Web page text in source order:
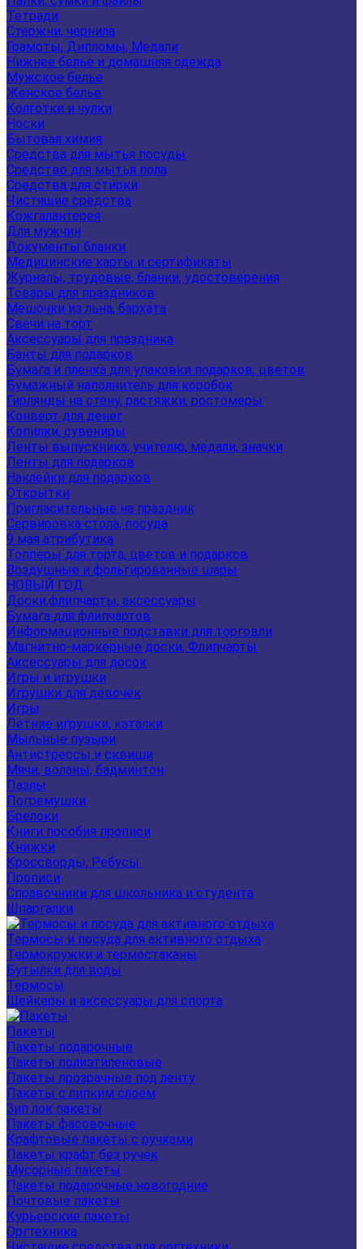
Тетради
Стержни, чернила
Грамоты, Дипломы, Медали
Нижнее белье и домашняя одежда
Мужское белье
Женское белье
Колготки и чулки
Носки
Бытовая химия
Средства для мытья посуды
Средство для мытья пола
Средства для стирки
Чистящие средства
Кожгалантерея
Для мужчин
Документы бланки
Медицинские карты и сертификаты
Журналы, трудовые, бланки, удостоверения
Товары для праздников
Мешочки из льна, бархата
Свечи на торт
Аксессуары для праздника
Банты для подарков
Бумага и пленка для упаковки подарков, цветов
Бумажный наполнитель для коробок
Гирлянды на стену, растяжки, ростомеры
Конверт для денег
Копилки, сувениры
Ленты выпускника, учителю, медали, значки
Ленты для подарков
Наклейки для подарков
Открытки
Пригласительные на праздник
Сервировка стола, посуда
9 мая атрибутика
Топперы для торта, цветов и подарков
Воздушные и фольгированные шары
НОВЫЙ ГОД
Доски,флипчарты, аксессуары
Бумага для флипчартов
Информационные подставки для торговли
Магнитно-маркерные доски, Флипчарты
Аксессуары для досок
Игры и игрушки
Игрушки для девочек
Игры
Летние игрушки, каталки
Мыльные пузыри
Антистрессы и сквиши
Мячи, воланы, бадминтон
Пазлы
Погремушки
Брелоки
Книги пособия прописи
Книжки
Кроссворды, Ребусы.
Прописи
Справочники для школьника и студента
Шпаргалки
Термосы и посуда для активного отдыха
Термокружки и термостаканы
Бутылки для воды
Термосы
Шейкеры и аксессуары для спорта
Пакеты
Пакеты подарочные
Пакеты полиэтиленовые
Пакеты прозрачные под ленту
Пакеты с липким слоем
Зип лок пакеты
Пакеты фасовочные
Крафтовые пакеты с ручками
Пакеты крафт без ручек
Мусорные пакеты
Пакеты подарочные новогодние
Почтовые пакеты
Курьерские пакеты
Оргтехника